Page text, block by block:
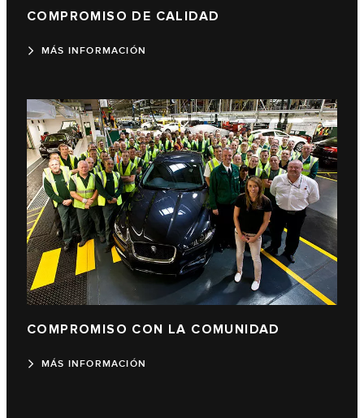
COMPROMISO DE CALIDAD
MÁS INFORMACIÓN
COMPROMISO CON LA COMUNIDAD
MÁS INFORMACIÓN